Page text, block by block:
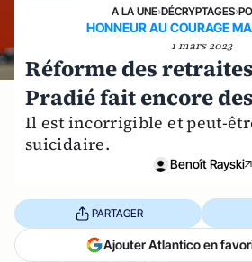
A LA UNE›DÉCRYPTAGES›
HONNEUR AU COURAGE
1 mars 2023
Réforme des
Pradié fait encore
Il est incorrigible et peut-
suicidaire.
Benoît Rayski
PARTAGER
Ajouter Atlantico en